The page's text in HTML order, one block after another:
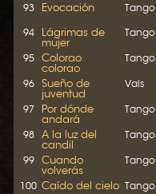
93 Evocación Tango
94 Lágrimas de
mujer
Tango
95 Colorao
colorao
Tango
96 Sueño de
juventud
Vals
97 Por dónde
andará
Tango
98 A la luz del
candil
Tango
99 Cuando
volverás
Tango
100 Caído del cielo Tango